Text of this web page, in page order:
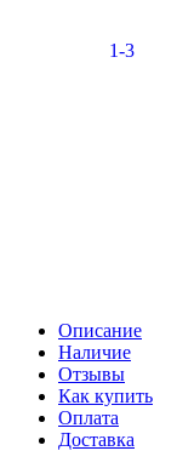
Описание
Наличие
Отзывы
Как купить
Оплата
Доставка